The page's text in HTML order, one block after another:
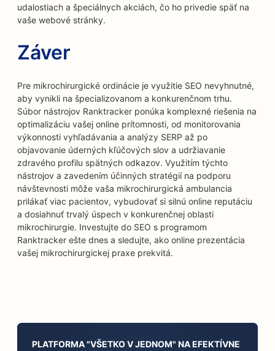
udalostiach a špeciálnych akciách, čo ho privedie späť na
vaše webové stránky.
Záver
Pre mikrochirurgické ordinácie je využitie SEO nevyhnutné,
aby vynikli na špecializovanom a konkurenčnom trhu.
Súbor nástrojov Ranktracker ponúka komplexné riešenia na
optimalizáciu vašej online prítomnosti, od monitorovania
výkonnosti vyhľadávania a analýzy SERP až po
objavovanie úderných kľúčových slov a udržiavanie
zdravého profilu spätných odkazov. Využitím týchto
nástrojov a zavedením účinných stratégií na podporu
návštevnosti môže vaša mikrochirurgická ambulancia
prilákať viac pacientov, vybudovať si silnú online reputáciu
a dosiahnuť trvalý úspech v konkurenčnej oblasti
mikrochirurgie. Investujte do SEO s programom
Ranktracker ešte dnes a sledujte, ako online prezentácia
vašej mikrochirurgickej praxe prekvitá.
PLATFORMA "VŠETKO V JEDNOM" NA EFEKTÍVNE